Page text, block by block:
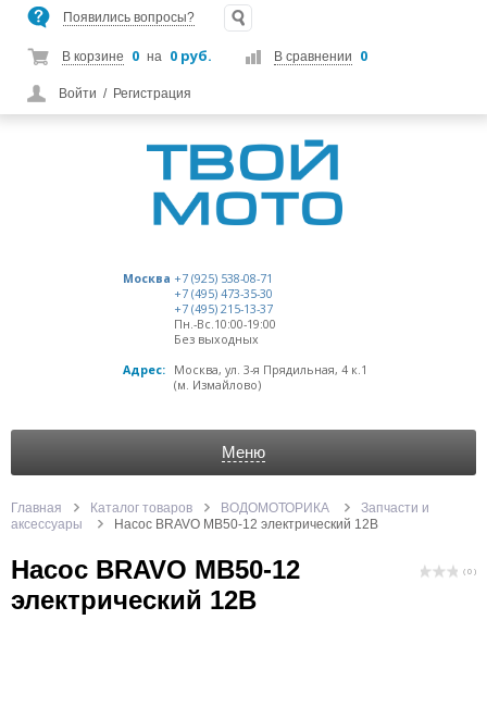
Появились вопросы?
В корзине 0 на 0 руб. В сравнении 0
Войти / Регистрация
Москва +7 (925) 538-08-71
+7 (495) 473-35-30
+7 (495) 215-13-37
Пн.-Вс.10:00-19:00
Без выходных
Адрес:
Москва, ул. 3-я Прядильная, 4 к.1
(м. Измайлово)
Меню
Главная Каталог товаров ВОДОМОТОРИКА
Запчасти и
аксессуары
Насос BRAVO MB50-12 электрический 12В
Насос BRAVO MB50-12
электрический 12В
( 0 )